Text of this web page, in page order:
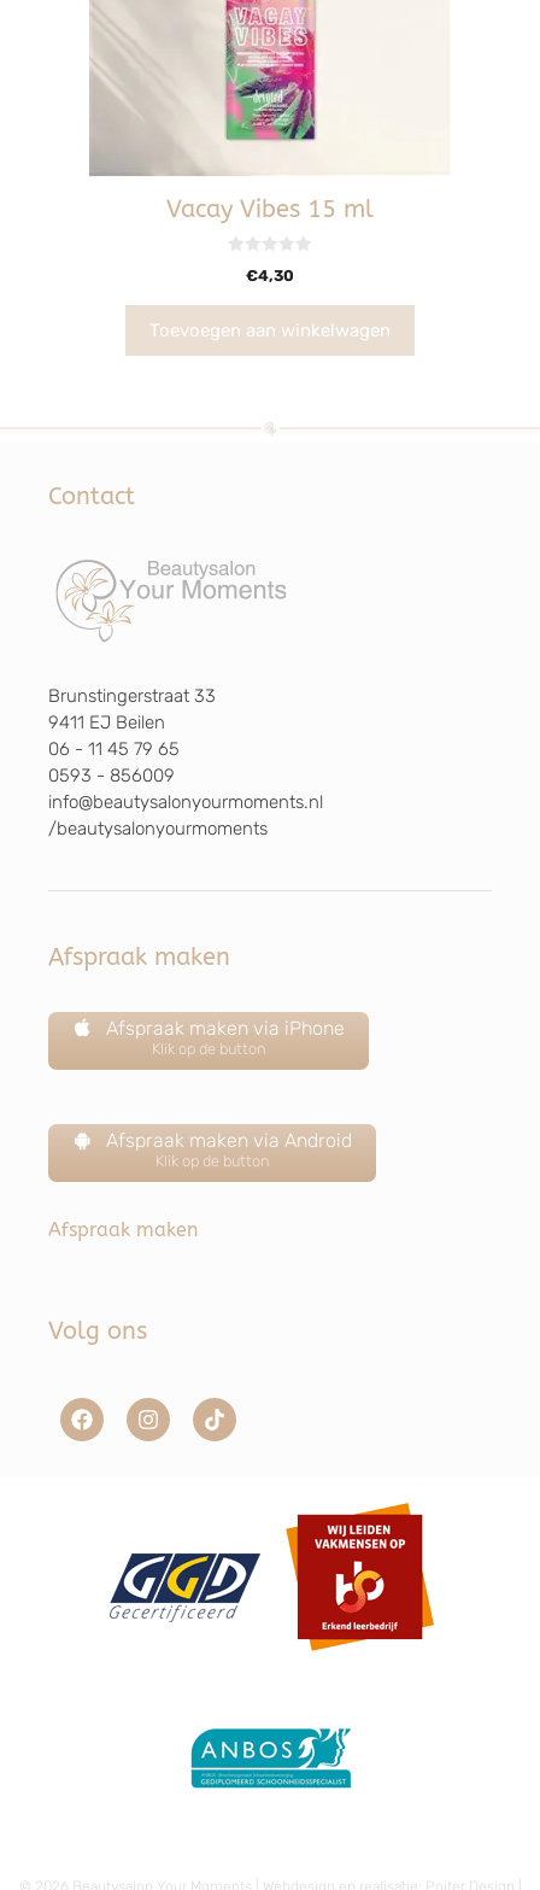
Vacay Vibes 15 ml
n
5
€4,30
Toevoegen aan winkelwagen
Contact
Brunstingerstraat 33
9411 EJ Beilen
06 - 11 45 79 65
0593 - 856009
info@beautysalonyourmoments.nl
/beautysalonyourmoments
Afspraak maken
Afspraak maken via iPhone
Klik op de button
Afspraak maken via Android
Klik op de button
Afspraak maken
Volg ons
© 2026 Beautysalon Your Moments | Webdesign en realisatie: Poiter Design